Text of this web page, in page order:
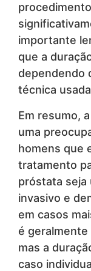
importante
que a
dependendo
técnica
Em resumo,
uma
homens que
tratamento
próstata seja
invasivo e
em casos
é geralmente
mas a
caso